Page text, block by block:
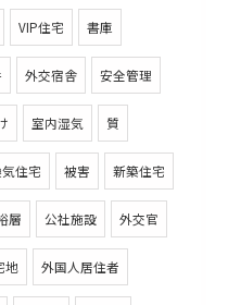
VIP住宅 書庫
外交宿舎 安全管理
室内湿気 質
住宅 被害 新築住宅
層 公社施設 外交官
地 外国人居住者